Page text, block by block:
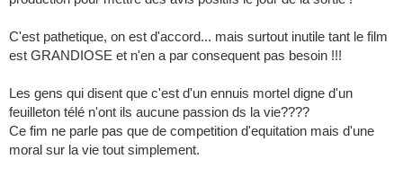
C'est pathetique, on est d'accord... mais surtout inutile tant le film
est GRANDIOSE et n'en a par consequent pas besoin !!!
Les gens qui disent que c'est d'un ennuis mortel digne d'un
feuilleton télé n'ont ils aucune passion ds la vie????
Ce fim ne parle pas que de competition d'equitation mais d'une
moral sur la vie tout simplement.